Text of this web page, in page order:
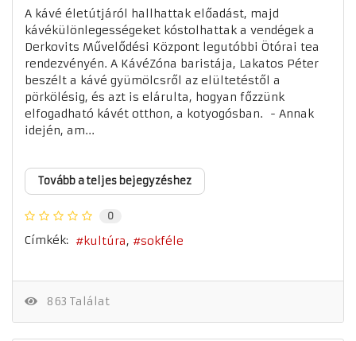
A kávé életútjáról hallhattak előadást, majd
kávékülönlegességeket kóstolhattak a vendégek a
Derkovits Művelődési Központ legutóbbi Ötórai tea
rendezvényén. A KávéZóna baristája, Lakatos Péter
beszélt a kávé gyümölcsről az elültetéstől a
pörkölésig, és azt is elárulta, hogyan főzzünk
elfogadható kávét otthon, a kotyogósban. - Annak
idején, am...
Tovább a teljes bejegyzéshez
0
Címkék: kultúra sokféle
863 Találat